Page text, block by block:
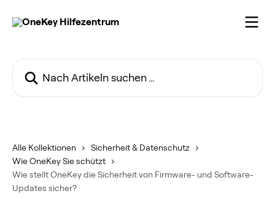
Alle Kollektionen
Sicherheit & Datenschutz
Wie OneKey Sie schützt
Wie stellt OneKey die Sicherheit von Firmware- und Software-
Updates sicher?